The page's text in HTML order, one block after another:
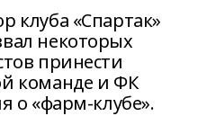
клуба «Спартак»
некоторых
принести
команде и ФК
о «фарм-клубе».